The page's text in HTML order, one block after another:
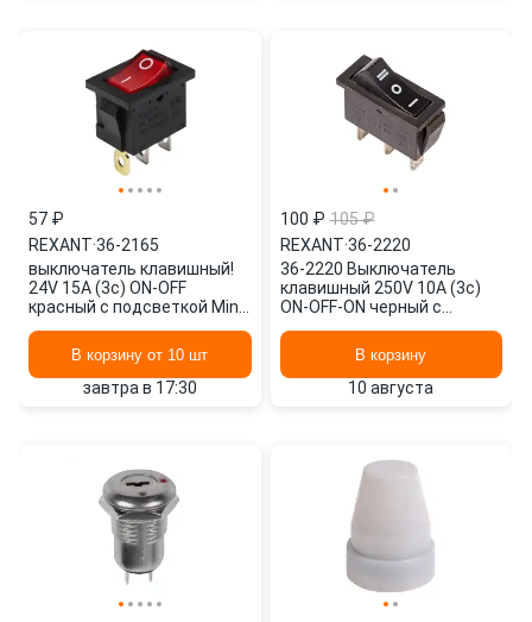
57 ₽
REXANT·36-2165
выключатель клавишный!
24V 15А (3с) ON-OFF
красный с подсветкой Mini
REXANTВ корзину от 10 шт
завтра в 17:30
100 ₽ 105 ₽
REXANT·36-2220
36-2220 Выключатель
клавишный 250V 10А (3с)
ON-OFF-ON черный с
В корзину
10 августа